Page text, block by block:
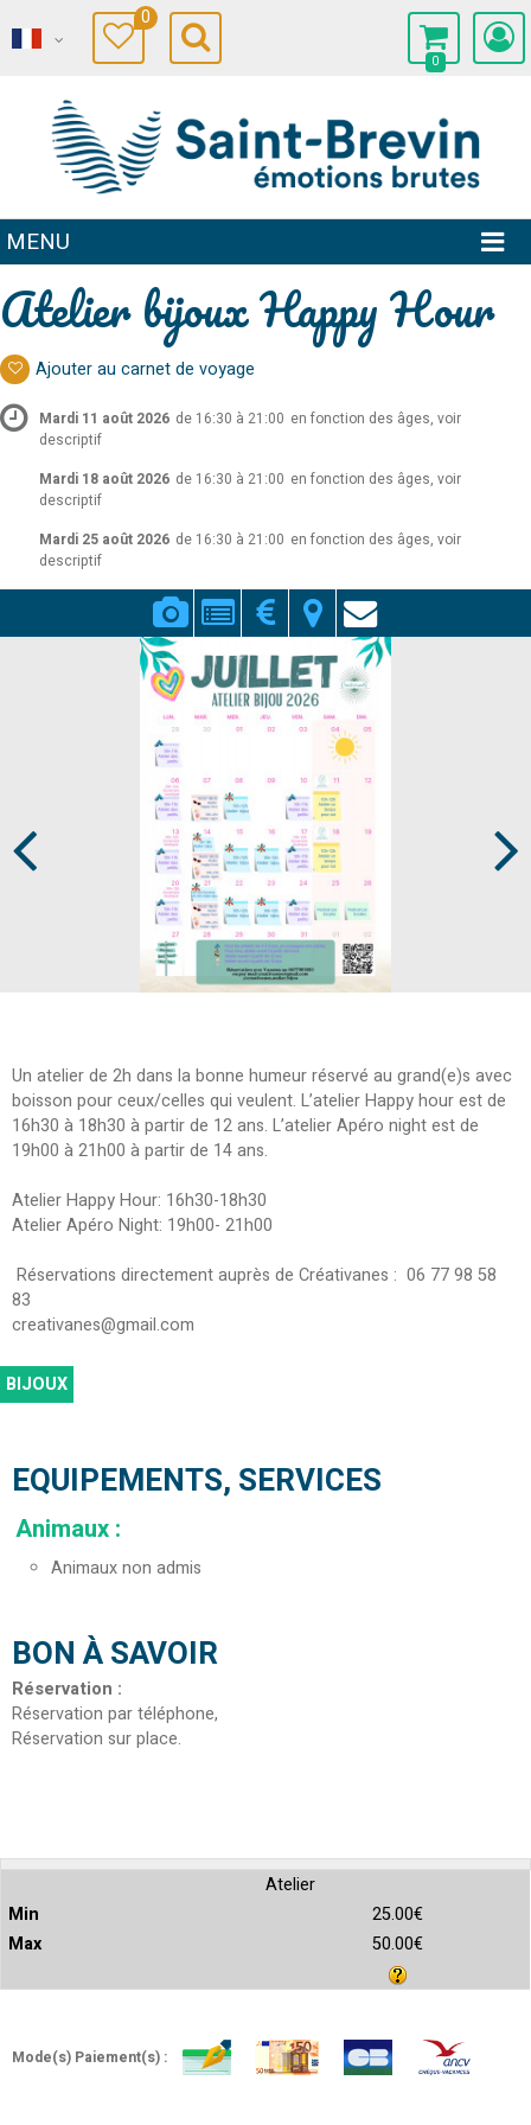
0
0
MENU
Atelier bijoux Happy Hour
Ajouter au carnet de voyage
Mardi 11 août 2026 de 16:30 à 21:00 en fonction des âges, voir
descriptif
Mardi 18 août 2026 de 16:30 à 21:00 en fonction des âges, voir
descriptif
Mardi 25 août 2026 de 16:30 à 21:00 en fonction des âges, voir
descriptif
Un atelier de 2h dans la bonne humeur réservé au grand(e)s avec
boisson pour ceux/celles qui veulent. L’atelier Happy hour est de
16h30 à 18h30 à partir de 12 ans. L’atelier Apéro night est de
19h00 à 21h00 à partir de 14 ans.
Atelier Happy Hour: 16h30-18h30
Atelier Apéro Night: 19h00- 21h00
Réservations directement auprès de Créativanes : 06 77 98 58
83
creativanes@gmail.com
BIJOUX
EQUIPEMENTS, SERVICES
Animaux :
Animaux non admis
BON À SAVOIR
Réservation :
Réservation par téléphone
Réservation sur place
Atelier
25.00€
50.00€
Mode(s) Paiement(s) :